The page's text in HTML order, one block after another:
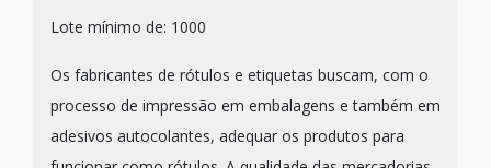
Lote mínimo de: 1000
Os fabricantes de rótulos e etiquetas buscam, com o
processo de impressão em embalagens e também em
adesivos autocolantes, adequar os produtos para